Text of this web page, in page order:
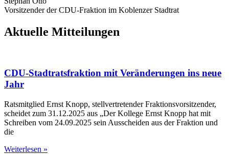
Vorsitzender der CDU-Fraktion im Koblenzer Stadtrat
Aktuelle Mitteilungen
CDU-Stadtratsfraktion mit Veränderungen ins neue
Jahr
Ratsmitglied Ernst Knopp, stellvertretender Fraktionsvorsitzender,
scheidet zum 31.12.2025 aus „Der Kollege Ernst Knopp hat mit
Schreiben vom 24.09.2025 sein Ausscheiden aus der Fraktion und
die
Weiterlesen »